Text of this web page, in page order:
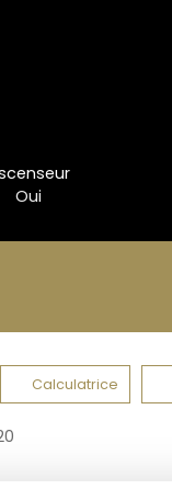
Oui
Calculatrice